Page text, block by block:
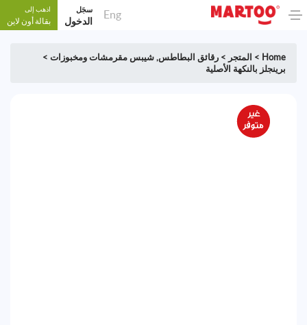
Eng سجَل
الدخول
اذهب إلى
بقالة أون لاين
Home
> المتجر > رقائق البطاطس, شيبس مقرمشات ومخبوزات >
برينجلز بالنكهة الأصلية